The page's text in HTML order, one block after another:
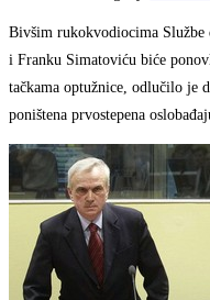
Bivšim rukokvodiocima Službe
i Franku Simatoviću biće
tačkama optužnice, odlučilo je
poništena prvostepena